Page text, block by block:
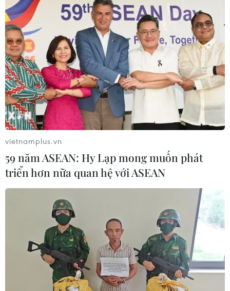
TIN CÙNG CHUYÊN MỤC
Chủ sân Azteca lỗ hơn 47 triệu USD vì
World Cup 2026
08/08/2026 06:43
ASEAN Cup 2026 ngày 8/8: Xác định
đối thủ của đội tuyển Việt Nam ở bán
vietnamplus.vn
59 năm ASEAN: Hy Lạp mong muốn phát
triển hơn nữa quan hệ với ASEAN